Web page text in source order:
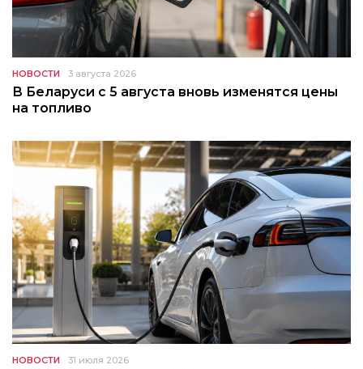
НОВОСТИ 3 августа 2026
В Беларуси с 5 августа вновь изменятся цены
на топливо
НОВОСТИ 31 июля 2026